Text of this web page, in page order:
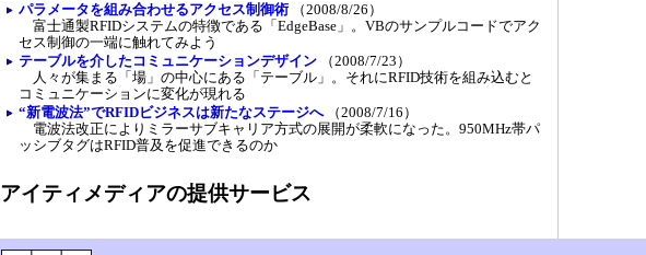
パラメータを組み合わせるアクセス制御術 （2008/8/26）
富士通製RFIDシステムの特徴である「EdgeBase」。VBのサンプルコードでアク
セス制御の一端に触れてみよう
テーブルを介したコミュニケーションデザイン （2008/7/23）
人々が集まる「場」の中心にある「テーブル」。それにRFID技術を組み込むと
コミュニケーションに変化が現れる
“新電波法”でRFIDビジネスは新たなステージへ（2008/7/16）
電波法改正によりミラーサブキャリア方式の展開が柔軟になった。950MHz帯パ
ッシブタグはRFID普及を促進できるのか
アイティメディアの提供サービス